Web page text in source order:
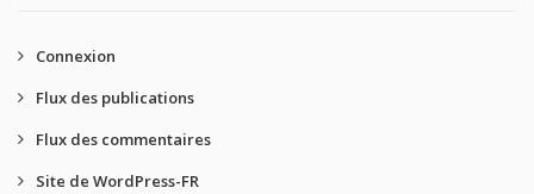
Connexion
Flux des publications
Flux des commentaires
Site de WordPress-FR